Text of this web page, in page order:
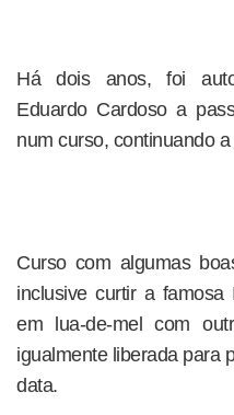
Há dois anos, foi
Eduardo Cardoso a
num curso, continuando
Curso com algumas
inclusive curtir a
em lua-de-mel com
igualmente liberada para
data.